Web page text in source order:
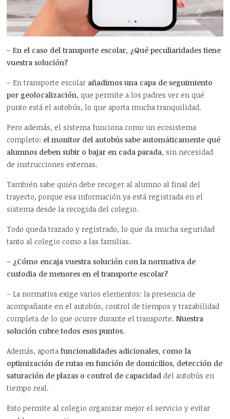
– En el caso del transporte escolar, ¿Qué peculiaridades tiene
vuestra solución?
– En transporte escolar añadimos una capa de seguimiento
por geolocalización, que permite a los padres ver en qué
punto está el autobús, lo que aporta mucha tranquilidad.
Pero además, el sistema funciona como un ecosistema
completo: el monitor del autobús sabe automáticamente qué
alumnos deben subir o bajar en cada parada, sin necesidad
de instrucciones externas.
También sabe quién debe recoger al alumno al final del
trayecto, porque esa información ya está registrada en el
sistema desde la recogida del colegio.
Todo queda trazado y registrado, lo que da mucha seguridad
tanto al colegio como a las familias.
– ¿Cómo encaja vuestra solución con la normativa de
custodia de menores en el transporte escolar?
– La normativa exige varios elementos: la presencia de
acompañante en el autobús, control de tiempos y trazabilidad
completa de lo que ocurre durante el transporte.Nuestra
solución cubre todos esos puntos.
Además, aportafuncionalidades adicionales, como la
optimización de rutas en función de domicilios, detección de
saturación de plazas o control de capacidad del autobús en
tiempo real.
Esto permite al colegio organizar mejor el servicio y evitar